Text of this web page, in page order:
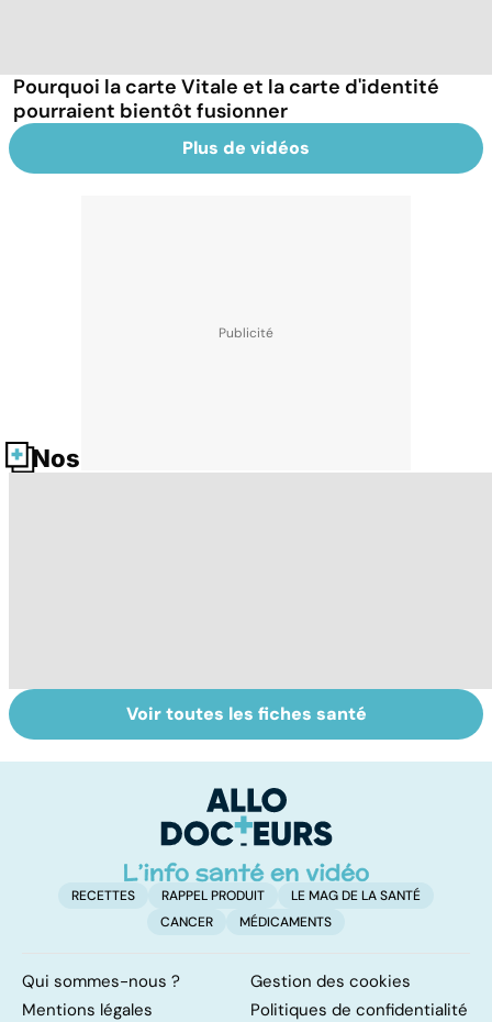
Pourquoi la carte Vitale et la carte d'identité
pourraient bientôt fusionner
Plus de vidéos
Nos fiches santé
Laboratoires,
bienfaiteurs ou
Tout savoir sur
les infections
Voir toutes les fiches santé
RECETTES RAPPEL PRODUIT
LE MAG DE LA SANTÉ
CANCER
MÉDICAMENTS
Qui sommes-nous ?
Gestion des cookies
Mentions légales
Politiques de confidentialité